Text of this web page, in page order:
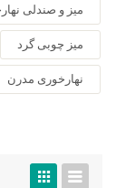
میز و صندلی
میز چوبی گرد
نهارخوری مدرن